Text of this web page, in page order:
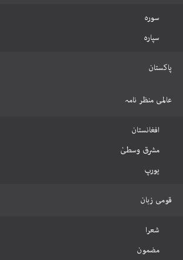
سورہ
سپارہ
پاکستان
عالمی منظر نامہ
افغانستان
مشرق وسطیٰ
یورپ
قومی زبان
شعرا
مضمون